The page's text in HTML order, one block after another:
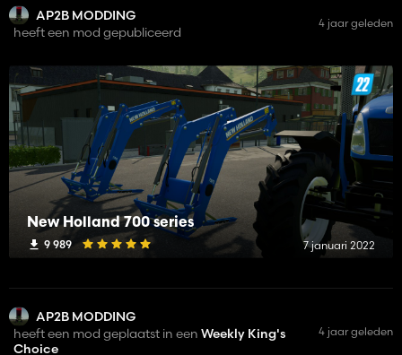
AP2B MODDING
heeft een mod gepubliceerd
4 jaar geleden
New Holland 700 series
9 989 7 januari 2022
AP2B MODDING
heeft een mod geplaatst in een Weekly King's
Choice
4 jaar geleden